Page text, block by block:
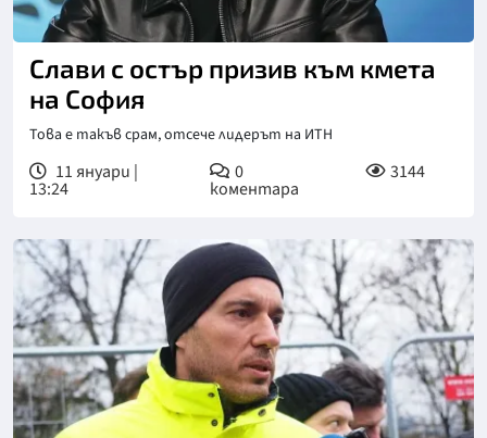
Слави с остър призив към кмета
на София
Това е такъв срам, отсече лидерът на ИТН
11 януари |
13:24
0
коментара
3144